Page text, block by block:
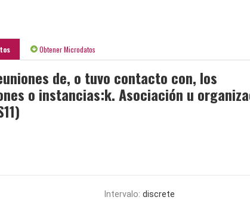
Obtener Microdatos
de, o tuvo contacto con, los
o instancias:k. Asociación u
Intervalo: discrete